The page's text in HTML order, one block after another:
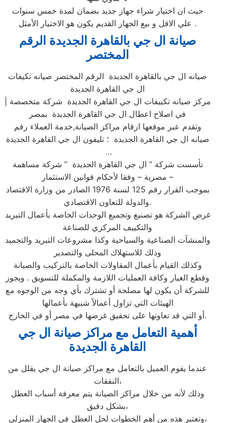
حيث ان اختيار شراء جهاز جديد بضمان لمدة خمس سنوات
علي الاقل و بيع الجهاز القديم يكون هو الاختيار الأمثل .
صيانة ال جي بالقاهرة الجديدة الرقم
المختصر
صيانه ال جي بالقاهرة الجديدة الرقم المختصر صيانه تكيفات
ال جي القاهرة الجديدة
في اصلاح اعطال ال جي القاهرة الجديدة بمصر
وتقدم عبر موقعها ارقام مراكز الصيانة,خدمة العملاء رقم
صيانه ال جي القاهرة الجديدة ؛ تليفون ال جي القاهرة الجديدة
…
تأسست شركة ” ال جي القاهرة الجديدة ” شركة مساهمة
مصرية – وفقا لأحكام قوانين الاستثمار –
بموجب القرار رقم 125 لسنة 1976 الصادر من وزارة الاقتصاد
والدولة للتعاون الاقتصادي.
غرض الشركة هو تصنيع وتجميع الوحدات الخاصة بأعمال التبريد
والتكييف المركزي للصناعة
والمنشآت الصناعية والسياحية وكذا مشروعات التبريد والتجميد
وذلك للاستهلاك المحلى والتصدير
وكذلك القيام بأعمال المقاولات الخاصة بالتركيب والصيانة
وقطع الغيار وكافة العمليات اللازمة والمكملة للتسويق . ويجوز
للشركة أن يكون لها مصلحة أو تشترك بأي وجه من الوجوه مع
الهيئات التي تزاول أعمالاً شبيهة بأعمالها
أو التي قد تعاونها على تحقيق غرضها في مصر أو في الخارج.
أهمية التعامل مع مراكز صيانة ال جي
القاهرة الجديدة
عندما يقوم العميل بالتعامل مع مراكز صيانة ال جي يقلل من
النفقات،
وذلك لأنه من خلال مراكز الصيانة يتم معرفة أسباب العطل
بشكل دقيق،
وتعتبر هذه من أهم الخطوات لحل العطل في الجهاز المنزلي،